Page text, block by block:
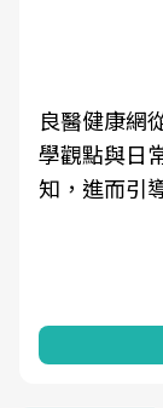
良醫健康網
學觀點與日
知，進而引